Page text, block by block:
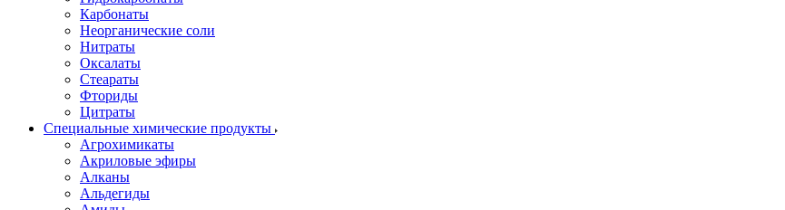
Карбонаты
Неорганические соли
Нитраты
Оксалаты
Стеараты
Фториды
Цитраты
Специальные химические продукты
Агрохимикаты
Акриловые эфиры
Алканы
Альдегиды